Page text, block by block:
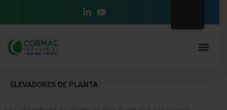
ELEVADORES DE PLANTA